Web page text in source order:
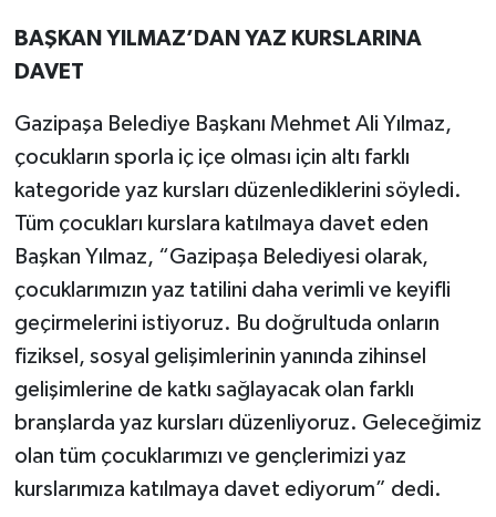
BAŞKAN YILMAZ’DAN YAZ KURSLARINA
DAVET
Gazipaşa Belediye Başkanı Mehmet Ali Yılmaz,
çocukların sporla iç içe olması için altı farklı
kategoride yaz kursları düzenlediklerini söyledi.
Tüm çocukları kurslara katılmaya davet eden
Başkan Yılmaz, “Gazipaşa Belediyesi olarak,
çocuklarımızın yaz tatilini daha verimli ve keyifli
geçirmelerini istiyoruz. Bu doğrultuda onların
fiziksel, sosyal gelişimlerinin yanında zihinsel
gelişimlerine de katkı sağlayacak olan farklı
branşlarda yaz kursları düzenliyoruz. Geleceğimiz
olan tüm çocuklarımızı ve gençlerimizi yaz
kurslarımıza katılmaya davet ediyorum” dedi.